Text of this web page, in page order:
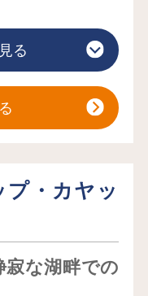
眺めながら、地
しゃれ雑貨、グ
ている聖アンナ
、未信徒に関わ
ーである教会挙
る
プ・カヤッ
寂な湖畔での